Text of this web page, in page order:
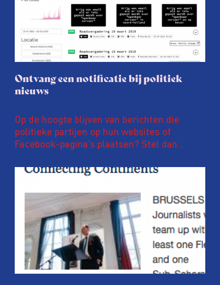
Ontvang een notificatie bij politiek
nieuws
Op de hoogte blijven van berichten die
politieke partijen op hun websites of
Facebook-pagina’s plaatsen? Stel dan
zijn meer dan 600.000 nieuwsberichten van
meer dan 800 nationale, regionale en lokale
politieke partijen te vinden. Ben je
bijvoorbeeld geïnteresseerd in
energietransitie, hoogbouw of
fietsinfrastructuur? Dan kan je eenvoudig
instellen dat je direct, elk uur of eke zes
uur een e-mail wil ontvangen over deze
zoekwoorden. Ideaal voor betrokken